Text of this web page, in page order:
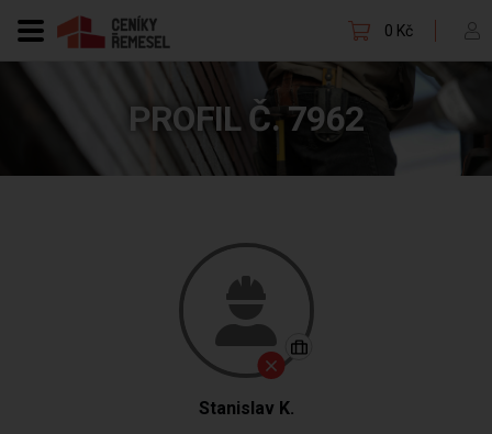
0 Kč
PROFIL Č. 7962
Stanislav K.